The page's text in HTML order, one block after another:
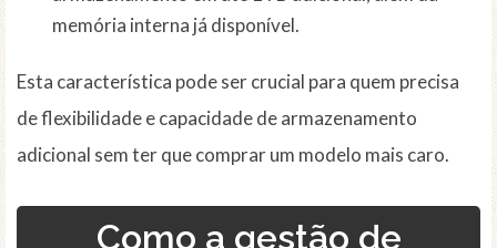
memória interna já disponível.
Esta característica pode ser crucial para quem precisa
de flexibilidade e capacidade de armazenamento
adicional sem ter que comprar um modelo mais caro.
Como a gestão de